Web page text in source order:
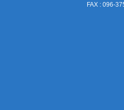
FAX : 096-